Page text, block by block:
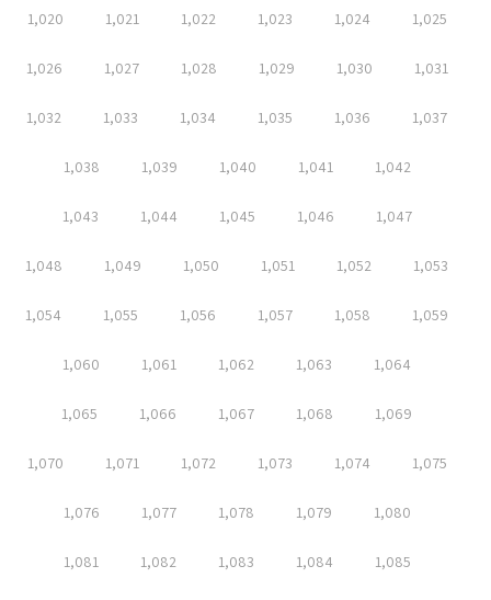
1,020 1,021 1,022 1,023 1,024 1,025
1,026 1,027 1,028 1,029 1,030 1,031
1,032 1,033 1,034 1,035 1,036 1,037
1,038 1,039 1,040 1,041 1,042
1,043 1,044 1,045 1,046 1,047
1,048 1,049 1,050 1,051 1,052 1,053
1,054 1,055 1,056 1,057 1,058 1,059
1,060 1,061 1,062 1,063 1,064
1,065 1,066 1,067 1,068 1,069
1,070 1,071 1,072 1,073 1,074 1,075
1,076 1,077 1,078 1,079 1,080
1,081 1,082 1,083 1,084 1,085